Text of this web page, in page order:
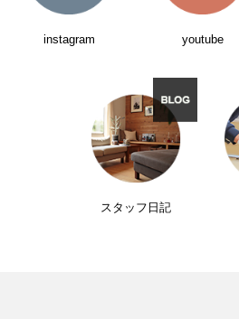
instagram youtube
スタッフ日記